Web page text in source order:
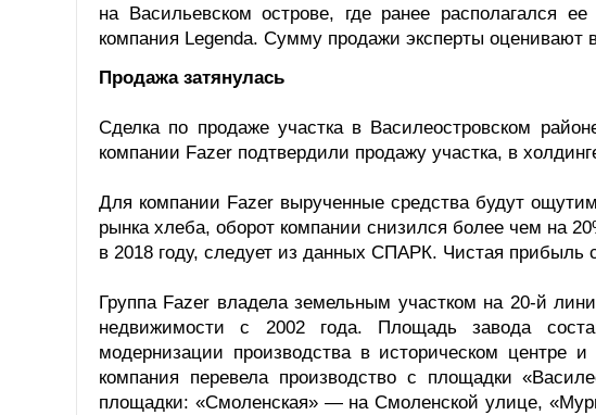
на Васильевском острове, где ранее располагался
компания Legenda. Сумму продажи эксперты оценивают
Продажа затянулась
Сделка по продаже участка в Василеостровском
компании Fazer подтвердили продажу участка, в
Для компании Fazer вырученные средства будут
рынка хлеба, оборот компании снизился более чем на
в 2018 году, следует из данных СПАРК. Чистая прибыль
Группа Fazer владела земельным участком на 20-й
недвижимости с 2002 года. Площадь завода
модернизации производства в историческом центре
компания перевела производство с площадки
площадки: «Смоленская» — на Смоленской улице,